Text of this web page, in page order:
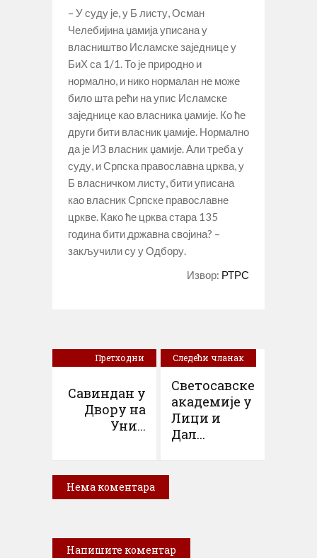
– У суду је, у Б листу, Осман
Челебијина џамија уписана у
власништво Исламске заједнице у
БиХ са 1/1. То је природно и
нормално, и нико нормалан не може
било шта рећи на упис Исламске
заједнице као власника џамије. Ко ће
други бити власник џамије. Нормално
да је ИЗ власник џамије. Али треба у
суду, и Српска православна црква, у
Б власничком листу, бити уписана
као власник Српске православне
цркве. Како ће црква стара 135
година бити државна својина? –
закључили су у Одбору.
Извор: РТРС
Претходни
Савиндан у
Двору на
Уни...
Следећи чланак
Светосавске
академије у
Лици и
Дал...
Нема коментара
Напишите коментар